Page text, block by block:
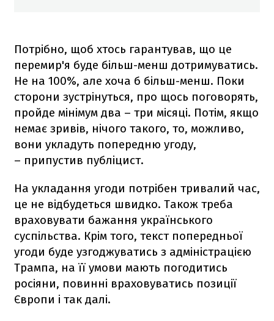
Потрібно, щоб хтось гарантував, що це
перемир'я буде більш-менш дотримуватись.
Не на 100%, але хоча б більш-менш. Поки
сторони зустрінуться, про щось поговорять,
пройде мінімум два – три місяці. Потім, якщо
немає зривів, нічого такого, то, можливо,
вони укладуть попередню угоду,
– припустив публіцист.
На укладання угоди потрібен тривалий час,
це не відбудеться швидко. Також треба
враховувати бажання українського
суспільства. Крім того, текст попередньої
угоди буде узгоджуватись з адміністрацією
Трампа, на її умови мають погодитись
росіяни, повинні враховуватись позиції
Європи і так далі.